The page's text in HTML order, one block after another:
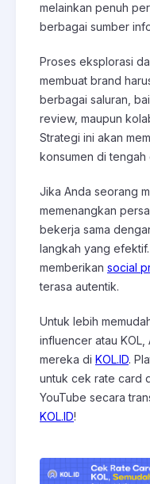
melainkan penuh
berbagai sumber
Proses eksplorasi
membuat brand
berbagai saluran,
review, maupun
Strategi ini akan
konsumen di tengah
Jika Anda seorang
memenangkan
bekerja sama
langkah yang
memberikan social
terasa autentik.
Untuk lebih
influencer atau
mereka di KOL.ID.
untuk cek rate card
YouTube secara
KOL.ID!